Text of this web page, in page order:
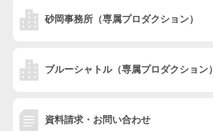
砂岡事務所 （専属プロダクション）
ブルーシャトル（専属プロダクション）
資料請求・お問い合わせ